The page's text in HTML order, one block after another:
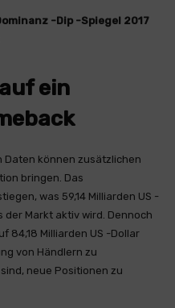
-Dip -Spiegel 2017
ein
Daten können zusätzlichen
bringen. Das
was 59,14 Milliarden US -
Markt aktiv wird. Dennoch
84,18 Milliarden US -Dollar
von Händlern zu
neue Positionen zu